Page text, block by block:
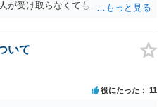
が受け取らなくても、勤務先の他
続けることで回収に至ることはま
に検討して良いかと思います。
いて
役にたった 11